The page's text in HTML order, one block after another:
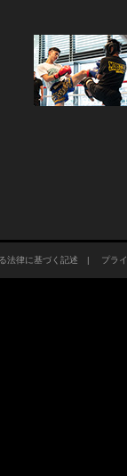
法律に基づく記述 | プラ